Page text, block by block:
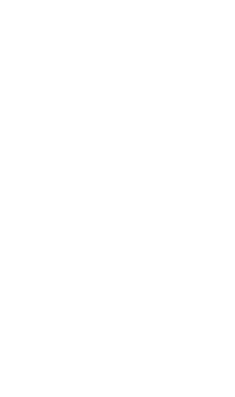
魂力调试后，即可在对战场景自由释放第二魂技。想要完